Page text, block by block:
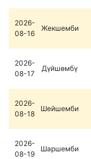
2026-
08-16
Жекшемби
2026-
08-17
Дүйшөмбү
2026-
08-18
Шейшемби
2026-
08-19
Шаршемби